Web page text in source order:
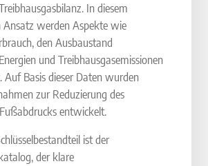
In diesem
Ansatz werden Aspekte wie
den Ausbaustand
und Treibhausgasemissionen
Auf Basis dieser Daten wurden
zur Reduzierung des
entwickelt.
ist der
der klare